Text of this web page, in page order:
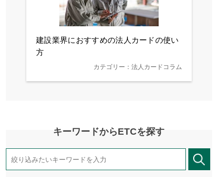
建設業界におすすめの法人カードの使い
方
カテゴリー：法人カードコラム
キーワードからETCを探す